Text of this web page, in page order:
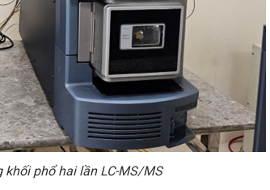
khối phổ hai lần LC-MS/MS